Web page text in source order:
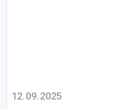
12.09.2025